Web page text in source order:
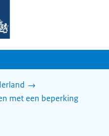
met een beperking